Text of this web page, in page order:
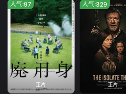
正片
人气:97
正片
人气:329